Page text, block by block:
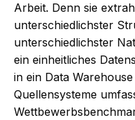
Arbeit. Denn sie
unterschiedlichster
unterschiedlichster
ein einheitliches
in ein Data
Quellensysteme